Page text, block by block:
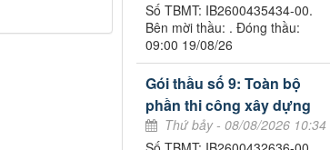
Số TBMT: IB2600435434-00.
Bên mời thầu: . Đóng thầu:
09:00 19/08/26
Gói thầu số 9: Toàn bộ
phần thi công xây dựng
Thứ bảy - 08/08/2026 10:34